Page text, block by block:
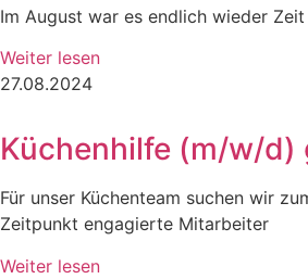
Im August war es endlich wieder
Weiter lesen
27.08.2024
Küchenhilfe (m/w/d)
Für unser Küchenteam suchen wir
Zeitpunkt engagierte Mitarbeiter
Weiter lesen